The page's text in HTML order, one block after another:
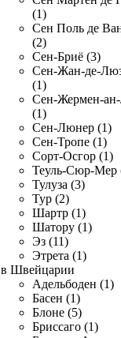
(1)
Сен Поль де
(2)
Сен-Бриё (3)
Сен-Жан-де-
(1)
Сен-Жермен-
(1)
Сен-Люнер (1)
Сен-Тропе (1)
Сорт-Осгор (1)
Теуль-Сюр-Мер
Тулуза (3)
Тур (2)
Шартр (1)
Шатору (1)
Эз (11)
Этрета (1)
в Швейцарии
Адельбоден (1)
Басен (1)
Блоне (5)
Бриссаго (1)